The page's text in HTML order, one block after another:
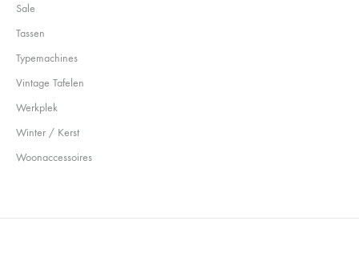
Sale
Tassen
Typemachines
Vintage Tafelen
Werkplek
Winter / Kerst
Woonaccessoires